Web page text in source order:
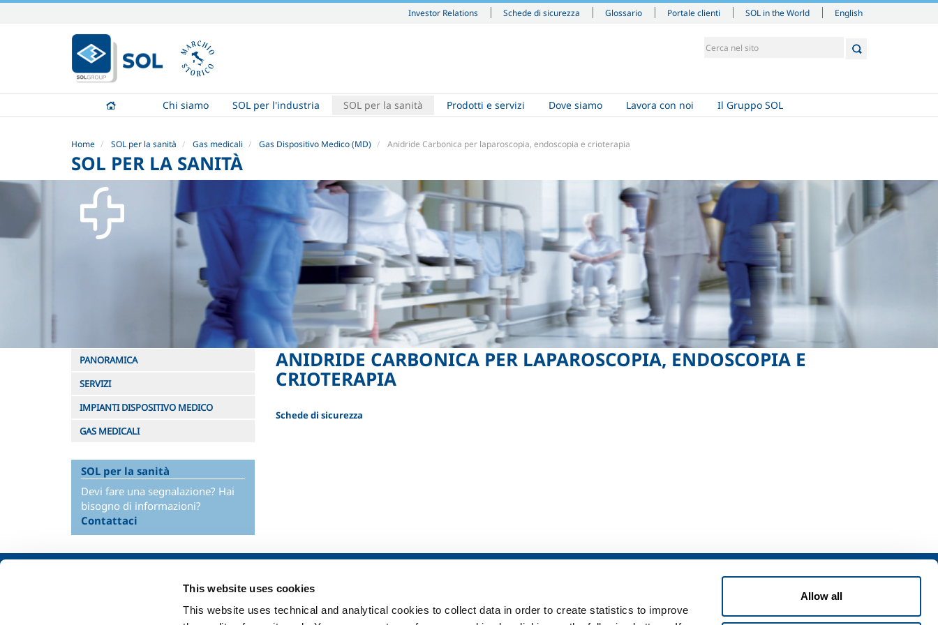
This website uses cookies
This website uses technical and analytical cookies to collect data in order to create statistics to improve
Allow all
Investor Relations Schede di sicurezza Glossario Portale clienti SOL in the World
contenuti.
|
Salta
navigazione
English
Chi siamo SOL per l'industria SOL per la sanità Prodotti e servizi Dove siamo Lavora con noi Il Gruppo SOL
Home SOL per la sanità Gas medicali Gas Dispositivo Medico (MD) Anidride Carbonica per laparoscopia, endoscopia e crioterapia
SOL PER LA SANITÀ
ANIDRIDE CARBONICA PER LAPAROSCOPIA, ENDOSCOPIA E
CRIOTERAPIA
Schede di sicurezza
PANORAMICA
SERVIZI
IMPIANTI DISPOSITIVO MEDICO
GAS MEDICALI
SOL per la sanità
Devi fare una segnalazione? Hai
bisogno di informazioni?
Contattaci
Metal Production
Servizi
Prodotti e servizi per la sanità